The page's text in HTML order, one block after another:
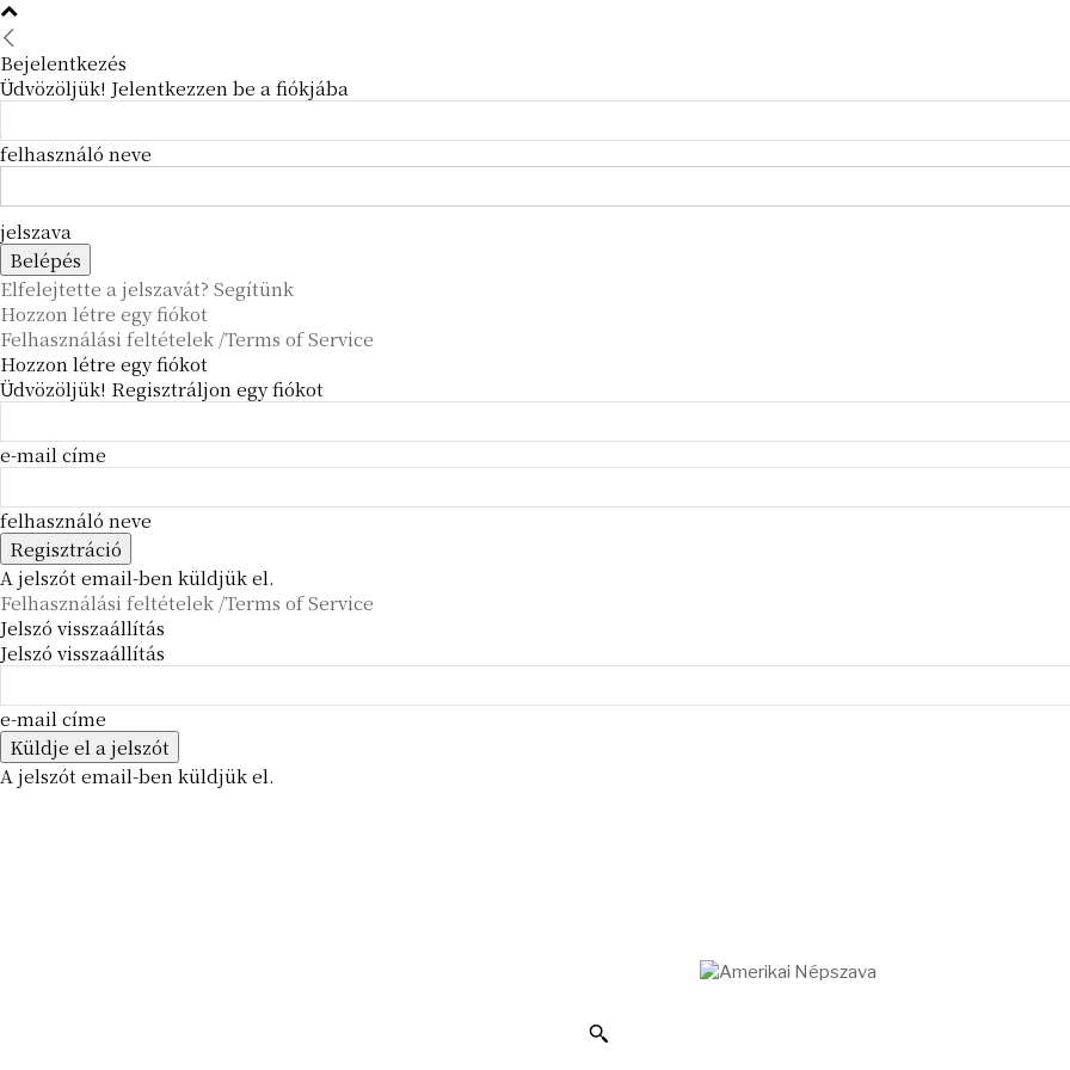
Bejelentkezés
Üdvözöljük! Jelentkezzen be a fiókjába
felhasználó neve
jelszava
Elfelejtette a jelszavát? Segítünk
Hozzon létre egy fiókot
Felhasználási feltételek /Terms of Service
Hozzon létre egy fiókot
Üdvözöljük! Regisztráljon egy fiókot
e-mail címe
felhasználó neve
A jelszót email-ben küldjük el.
Felhasználási feltételek /Terms of Service
Jelszó visszaállítás
Jelszó visszaállítás
e-mail címe
A jelszót email-ben küldjük el.